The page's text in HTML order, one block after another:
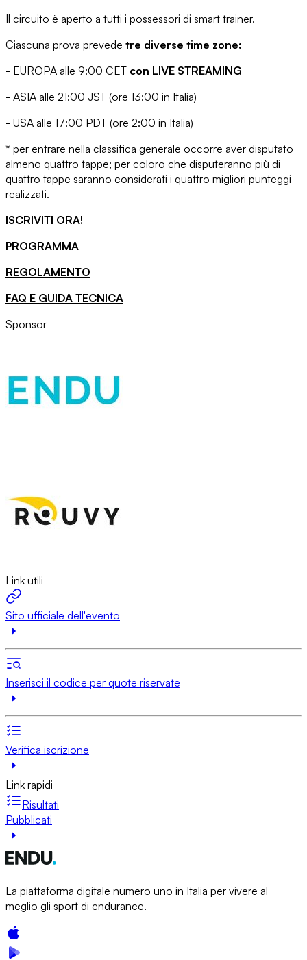
Il circuito è aperto a tutti i possessori di smart trainer.
Ciascuna prova prevede tre diverse time zone:
- EUROPA alle 9:00 CET con LIVE STREAMING
- ASIA alle 21:00 JST (ore 13:00 in Italia)
- USA alle 17:00 PDT (ore 2:00 in Italia)
* per entrare nella classifica generale occorre aver disputato
almeno quattro tappe; per coloro che disputeranno più di
quattro tappe saranno considerati i quattro migliori punteggi
realizzati.
ISCRIVITI ORA!
PROGRAMMA
REGOLAMENTO
FAQ E GUIDA TECNICA
Sponsor
Link utili
Sito ufficiale dell'evento
Inserisci il codice per quote riservate
Verifica iscrizione
Link rapidi
Risultati
Pubblicati
La piattaforma digitale numero uno in Italia per vivere al
meglio gli sport di endurance.